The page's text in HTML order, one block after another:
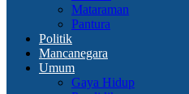
Mataraman
Pantura
Politik
Mancanegara
Umum
Gaya Hidup